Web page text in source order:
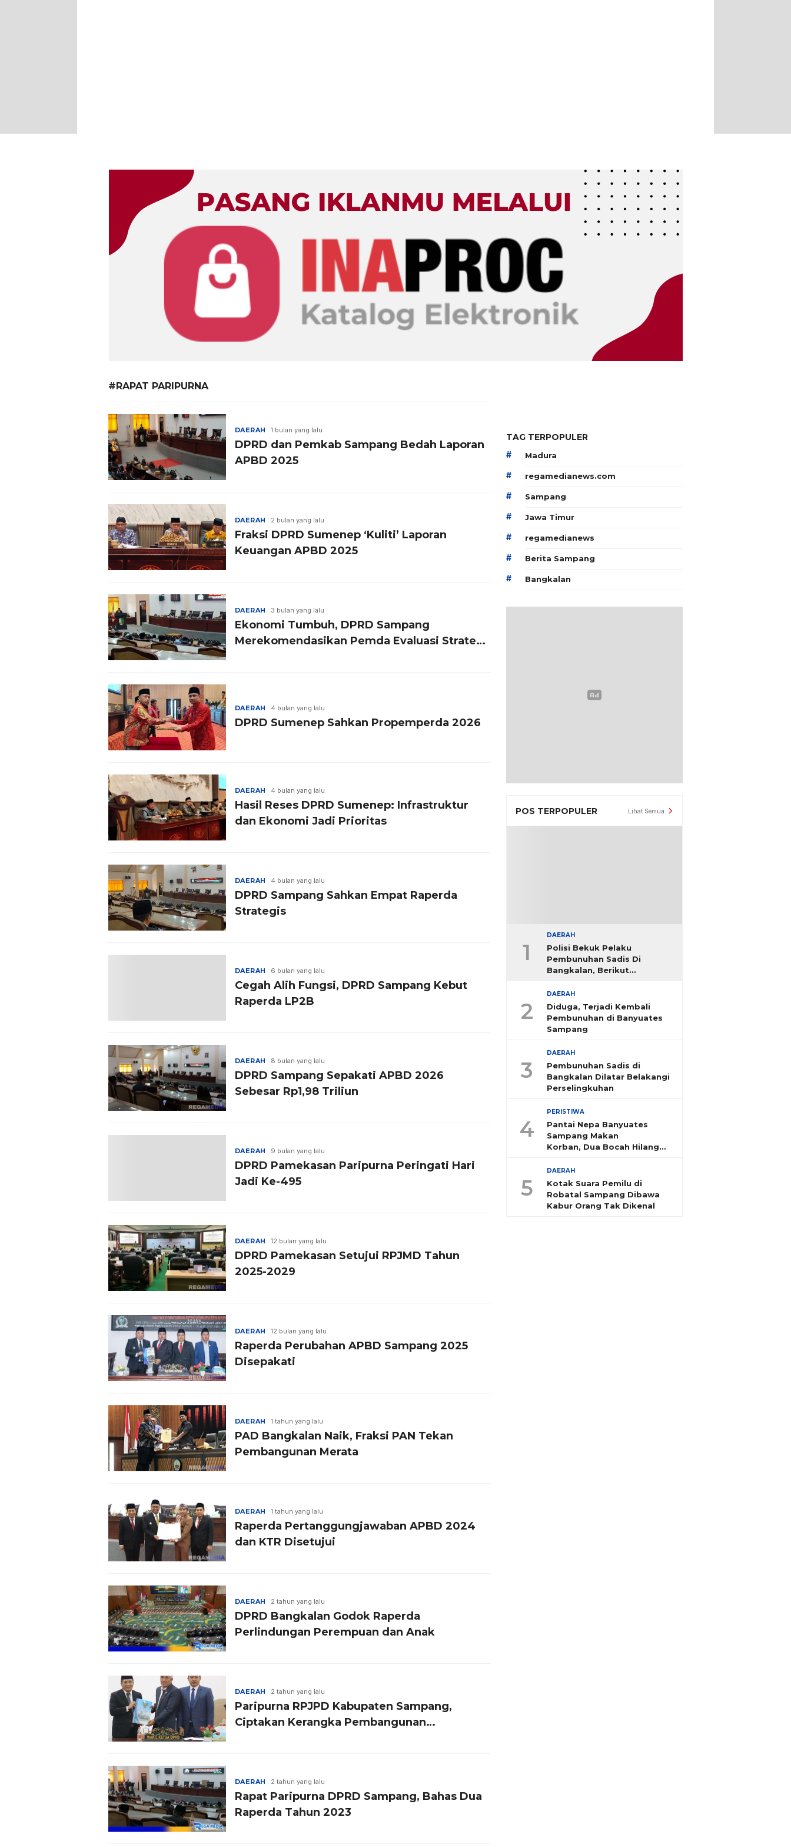
#RAPAT PARIPURNA
DAERAH 1 bulan yang lalu
DPRD dan Pemkab Sampang Bedah Laporan
APBD 2025
DAERAH 2 bulan yang lalu
Fraksi DPRD Sumenep ‘Kuliti’ Laporan
Keuangan APBD 2025
DAERAH 3 bulan yang lalu
Ekonomi Tumbuh, DPRD Sampang
Merekomendasikan Pemda Evaluasi Strategi
DAERAH 4 bulan yang lalu
DPRD Sumenep Sahkan Propemperda 2026
DAERAH 4 bulan yang lalu
Hasil Reses DPRD Sumenep: Infrastruktur
dan Ekonomi Jadi Prioritas
DAERAH 4 bulan yang lalu
DPRD Sampang Sahkan Empat Raperda
Strategis
DAERAH 6 bulan yang lalu
Cegah Alih Fungsi, DPRD Sampang Kebut
Raperda LP2B
DAERAH 8 bulan yang lalu
DPRD Sampang Sepakati APBD 2026
Sebesar Rp1,98 Triliun
DAERAH 9 bulan yang lalu
DPRD Pamekasan Paripurna Peringati Hari
Jadi Ke-495
DAERAH 12 bulan yang lalu
DPRD Pamekasan Setujui RPJMD Tahun
2025-2029
DAERAH 12 bulan yang lalu
Raperda Perubahan APBD Sampang 2025
Disepakati
DAERAH 1 tahun yang lalu
PAD Bangkalan Naik, Fraksi PAN Tekan
Pembangunan Merata
DAERAH 1 tahun yang lalu
Raperda Pertanggungjawaban APBD 2024
dan KTR Disetujui
DAERAH 2 tahun yang lalu
DPRD Bangkalan Godok Raperda
Perlindungan Perempuan dan Anak
DAERAH 2 tahun yang lalu
Paripurna RPJPD Kabupaten Sampang,
Ciptakan Kerangka Pembangunan
DAERAH 2 tahun yang lalu
Rapat Paripurna DPRD Sampang, Bahas Dua
Raperda Tahun 2023
TAG TERPOPULER
# Madura
# regamedianews.com
# Sampang
# Jawa Timur
# regamedianews
# Berita Sampang
# Bangkalan
POS TERPOPULER Lihat Semua
1
DAERAH
Polisi Bekuk Pelaku
Pembunuhan Sadis Di
Bangkalan, Berikut
2
DAERAH
Diduga, Terjadi Kembali
Pembunuhan di Banyuates
Sampang
3
DAERAH
Pembunuhan Sadis di
Bangkalan Dilatar Belakangi
Perselingkuhan
4
PERISTIWA
Pantai Nepa Banyuates
Sampang Makan
Korban, Dua Bocah Hilang
5
DAERAH
Kotak Suara Pemilu di
Robatal Sampang Dibawa
Kabur Orang Tak Dikenal